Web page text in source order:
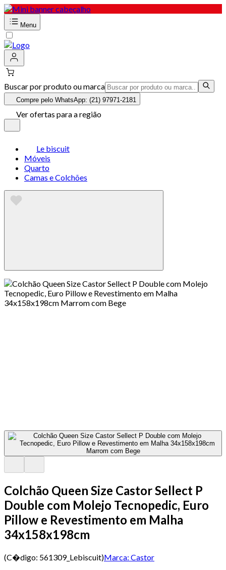
Menu
Buscar por produto ou marca
Compre pelo WhatsApp: (21) 97971-2181
Ver ofertas para a região
Le biscuit
Móveis
Quarto
Camas e Colchões
Colchão Queen Size Castor Sellect P
Double com Molejo Tecnopedic, Euro
Pillow e Revestimento em Malha
34x158x198cm
(C�digo: 561309_Lebiscuit)Marca: Castor